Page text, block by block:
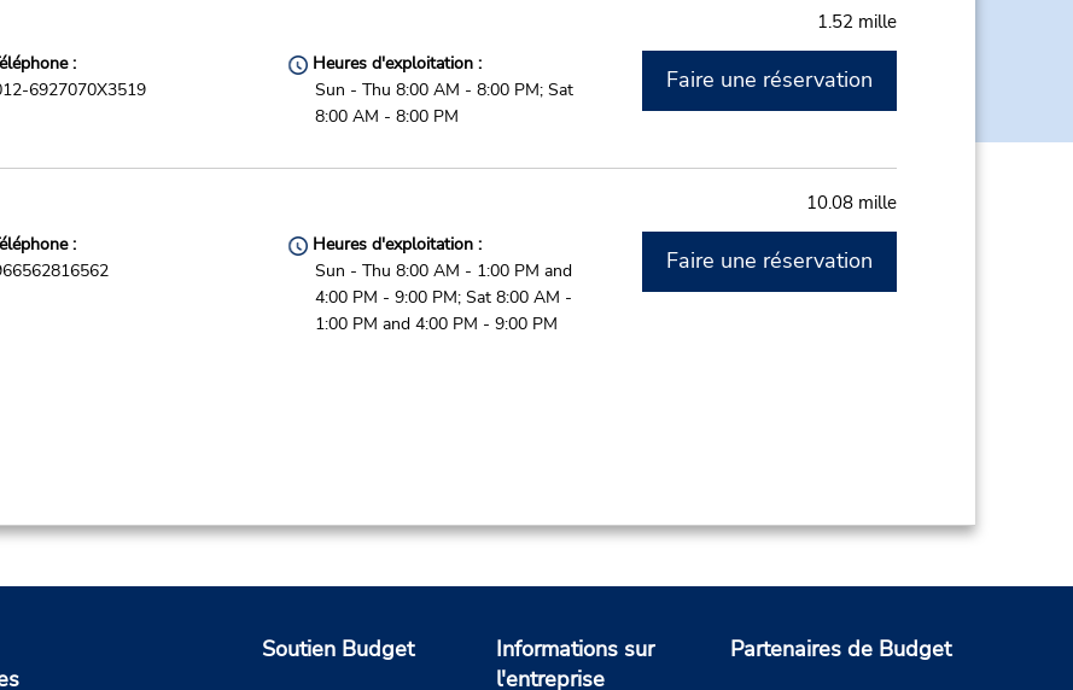
1.52 mille
:
6927070X3519
Heures d'exploitation :
Sun - Thu 8:00 AM - 8:00 PM; Sat
8:00 AM - 8:00 PM
Faire une réservation
10.08 mille
:
Heures d'exploitation :
Sun - Thu 8:00 AM - 1:00 PM and
4:00 PM - 9:00 PM; Sat 8:00 AM -
1:00 PM and 4:00 PM - 9:00 PM
Faire une réservation
Soutien Budget
Informations sur
l'entreprise
Partenaires de Budget